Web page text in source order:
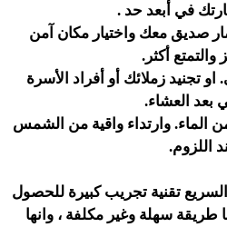
في أبعد حد .
صديق معك واختيار مكان آمن
والتمتع أكثر.
تجنيد زملائك أو أفراد الأسرة
بعد العشاء.
الماء. وارتداء واقية من الشمس
اللزوم.
تقنية تجريب كبيرة للحصول
سهلة وغير مكلفة ، وانها